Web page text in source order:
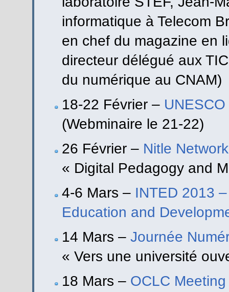
informatique à Telecom
en chef du magazine en
directeur délégué aux
du numérique au CNAM)
18-22 Février –
(Webminaire le 21-22)
26 Février – Nitle Network
« Digital Pedagogy and
4-6 Mars – INTED 2013
Education and
14 Mars – Journée
« Vers une université
18 Mars – OCLC Meeting